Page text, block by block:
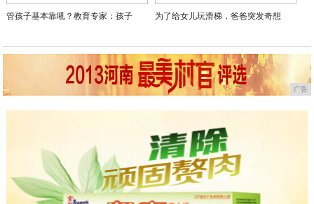
管孩子基本靠吼？教育专家：孩子 为了给女儿玩滑梯，爸爸突发奇想
广告